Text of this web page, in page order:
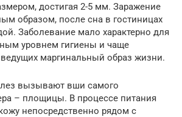
достигая 2-5 мм. Заражение
образом, после сна в гостиницах
Заболевание мало характерно для
уровнем гигиены и чаще
ведущих маргинальный образ жизни.
вызывают вши самого
– площицы. В процессе питания
непосредственно рядом с